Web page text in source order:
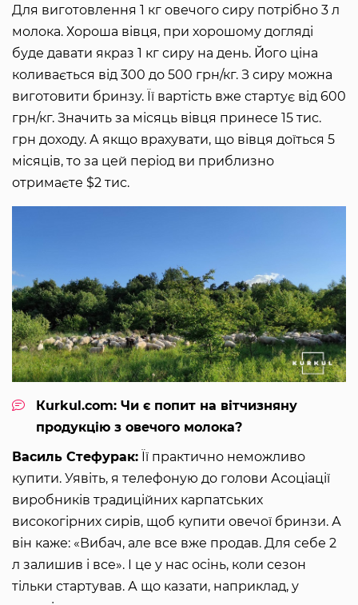
Для виготовлення 1 кг овечого сиру потрібно 3 л
молока. Хороша вівця, при хорошому догляді
буде давати якраз 1 кг сиру на день. Його ціна
коливається від 300 до 500 грн/кг. З сиру можна
виготовити бринзу. Її вартість вже стартує від 600
грн/кг. Значить за місяць вівця принесе 15 тис.
грн доходу. А якщо врахувати, що вівця доїться 5
місяців, то за цей період ви приблизно
отримаєте $2 тис.
Кurkul.com: Чи є попит на вітчизняну
продукцію з овечого молока?
Василь Стефурак: Її практично неможливо
купити. Уявіть, я телефоную до голови Асоціації
виробників традиційних карпатських
високогірних сирів, щоб купити овечої бринзи. А
він каже: «Вибач, але все вже продав. Для себе 2
л залишив і все». І це у нас осінь, коли сезон
тільки стартував. А що казати, наприклад, у